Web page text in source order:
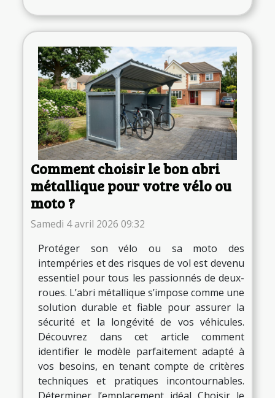
Comment choisir le bon abri
métallique pour votre vélo ou
moto ?
Samedi 4 avril 2026 09:32
Protéger son vélo ou sa moto des
intempéries et des risques de vol est devenu
essentiel pour tous les passionnés de deux-
roues. L’abri métallique s’impose comme une
solution durable et fiable pour assurer la
sécurité et la longévité de vos véhicules.
Découvrez dans cet article comment
identifier le modèle parfaitement adapté à
vos besoins, en tenant compte de critères
techniques et pratiques incontournables.